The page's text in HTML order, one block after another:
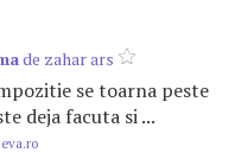
de zahar ars
se toarna peste
deja facuta si ...